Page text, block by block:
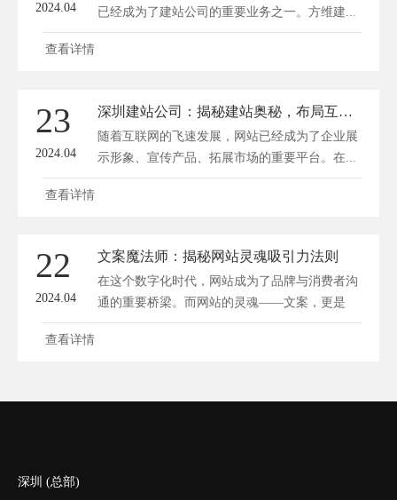
2024.04
已经成为了建站公司的重要业务之一。方维建...
查看详情
23
2024.04
深圳建站公司：揭秘建站奥秘，布局互联未来
随着互联网的飞速发展，网站已经成为了企业展
示形象、宣传产品、拓展市场的重要平台。在...
查看详情
22
2024.04
文案魔法师：揭秘网站灵魂吸引力法则
在这个数字化时代，网站成为了品牌与消费者沟
通的重要桥梁。而网站的灵魂——文案，更是
决...
查看详情
深圳 (总部)